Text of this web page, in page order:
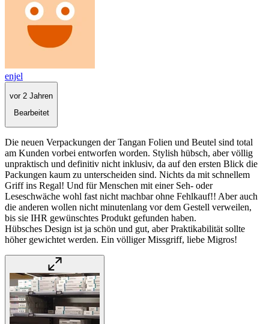
enjel
vor 2 Jahren
Bearbeitet
Die neuen Verpackungen der Tangan Folien und Beutel sind total
am Kunden vorbei entworfen worden. Stylish hübsch, aber völlig
unpraktisch und definitiv nicht inklusiv, da auf den ersten Blick die
Packungen kaum zu unterscheiden sind. Nichts da mit schnellem
Griff ins Regal! Und für Menschen mit einer Seh- oder
Leseschwäche wohl fast nicht machbar ohne Fehlkauf!! Aber auch
die anderen wollen nicht minutenlang vor dem Gestell verweilen,
bis sie IHR gewünschtes Produkt gefunden haben.
Hübsches Design ist ja schön und gut, aber Praktikabilität sollte
höher gewichtet werden. Ein völliger Missgriff, liebe Migros!